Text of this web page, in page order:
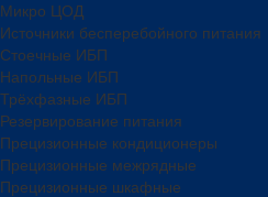
Микро ЦОД
Источники бесперебойного питания
Стоечные ИБП
Напольные ИБП
Трёхфазные ИБП
Резервирование питания
Прецизионные кондиционеры
Прецизионные межрядные
Прецизионные шкафные